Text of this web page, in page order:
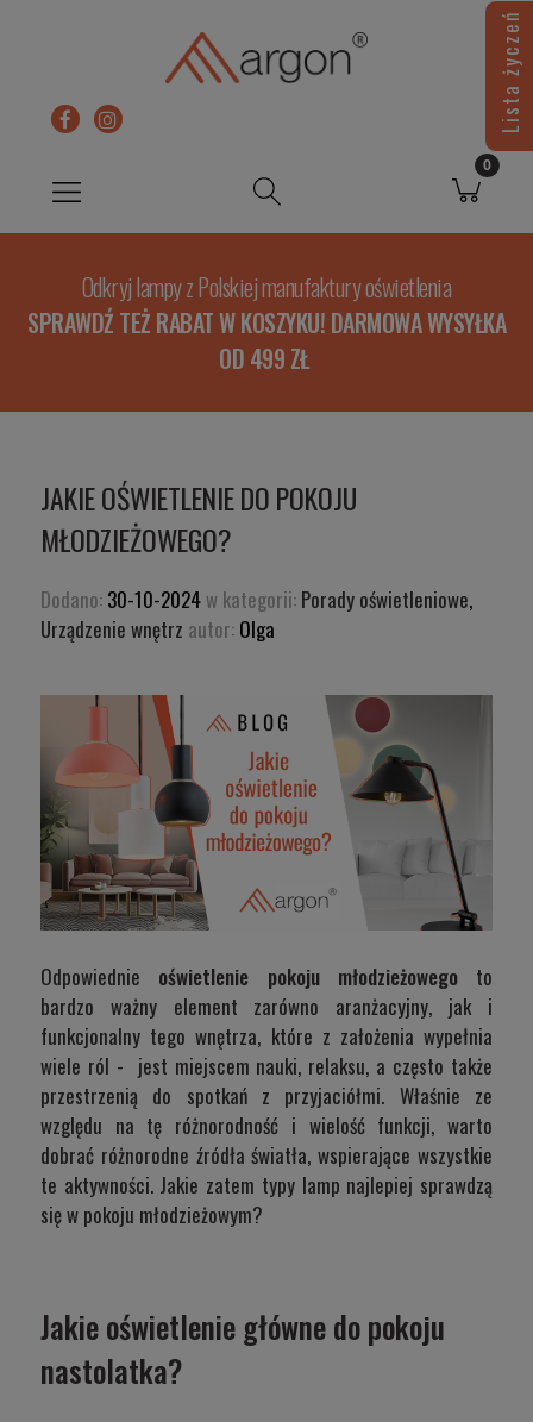
Odkryj lampy z Polskiej manufaktury oświetlenia
SPRAWDŹ TEŻ RABAT W KOSZYKU! DARMOWA WYSYŁKA
OD 499 ZŁ
JAKIE OŚWIETLENIE DO POKOJU
MŁODZIEŻOWEGO?
Dodano: 30-10-2024 w kategorii: Porady oświetleniowe,
Urządzenie wnętrz autor: Olga
Odpowiednie oświetlenie pokoju młodzieżowego to
bardzo ważny element zarówno aranżacyjny, jak i
funkcjonalny tego wnętrza, które z założenia wypełnia
wiele ról - jest miejscem nauki, relaksu, a często także
przestrzenią do spotkań z przyjaciółmi. Właśnie ze
względu na tę różnorodność i wielość funkcji, warto
dobrać różnorodne źródła światła, wspierające wszystkie
te aktywności. Jakie zatem typy lamp najlepiej sprawdzą
się w pokoju młodzieżowym?
Jakie oświetlenie główne do pokoju
nastolatka?
Lista życzeń